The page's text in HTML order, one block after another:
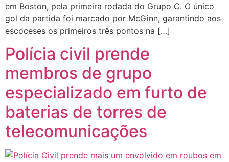
em Boston, pela primeira rodada do Grupo C. O único
gol da partida foi marcado por McGinn, garantindo aos
escoceses os primeiros três pontos na […]
Polícia civil prende
membros de grupo
especializado em furto de
baterias de torres de
telecomunicações